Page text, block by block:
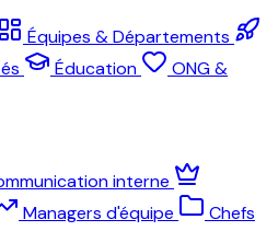
Équipes & Départements
Éducation
ONG &
interne
Managers d'équipe
Chefs